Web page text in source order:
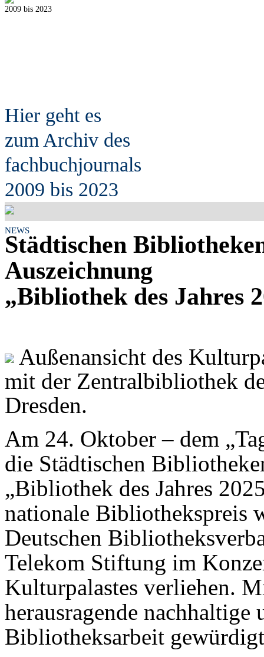
2009 bis 2023
Hier geht es
zum Archiv des
fachbuchjournals
2009 bis 2023
NEWS
Städtischen
Auszeichnung
„Bibliothek des Jahres
Außenansicht des
mit der Zentralbibliothek
Dresden.
Am 24. Oktober – dem
die Städtischen
„Bibliothek des Jahres
nationale Bibliothekspreis
Deutschen
Telekom Stiftung im
Kulturpalastes verliehen.
herausragende
Bibliotheksarbeit